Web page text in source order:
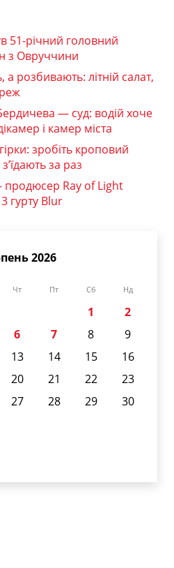
51-річний головний
з Овруччини
а розбивають: літній салат,
— суд: водій хоче
і камер міста
зробіть кроповий
за раз
Ray of Light
гурту Blur
2026
Чт Пт Сб Нд
1
2
6 7 8
9
13 14 15
16
20 21 22
23
27 28 29
30